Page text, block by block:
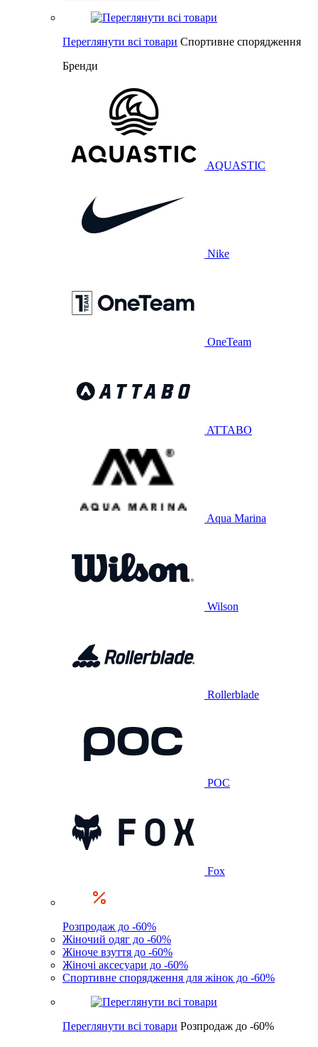
Переглянути всі товари Спортивне спорядження
Бренди
AQUASTIC
Nike
OneTeam
ATTABO
Aqua Marina
Wilson
Rollerblade
POC
Fox
Розпродаж до -60%
Жіночий одяг до -60%
Жіноче взуття до -60%
Жіночі аксесуари до -60%
Спортивне спорядження для жінок до -60%
Переглянути всі товари Розпродаж до -60%